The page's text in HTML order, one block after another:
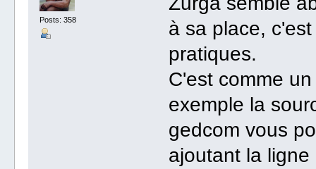
Posts: 358
à sa place,
pratiques.
C'est comme
exemple la
gedcom vous
ajoutant la